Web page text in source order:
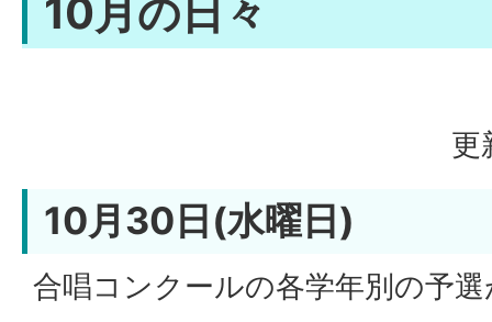
10月の日々
更
10月30日(水曜日)
合唱コンクールの各学年別の予